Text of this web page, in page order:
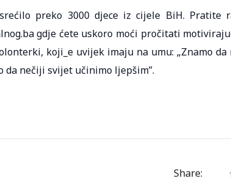
preko 3000 djece iz cijele BiH. Pratite
gdje ćete uskoro moći pročitati
koji_e uvijek imaju na umu: „Znamo da
nečiji svijet učinimo ljepšim”.
Share: